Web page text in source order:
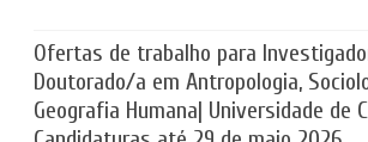
Ofertas de trabalho para
Doutorado/a em Antropologia,
Geografia Humana| Universidade de